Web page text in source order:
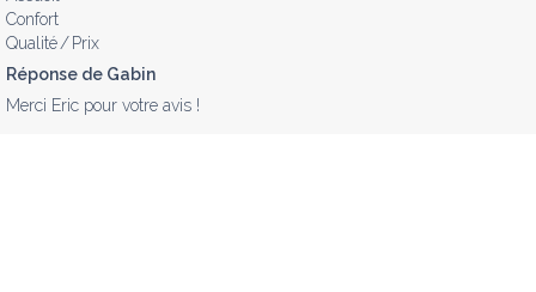
Confort
Qualité / Prix
Réponse de Gabin
Merci Eric pour votre avis !